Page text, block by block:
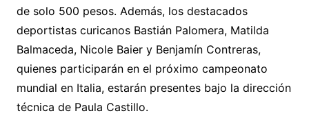
de solo 500 pesos. Además, los destacados
deportistas curicanos Bastián Palomera, Matilda
Balmaceda, Nicole Baier y Benjamín Contreras,
quienes participarán en el próximo campeonato
mundial en Italia, estarán presentes bajo la dirección
técnica de Paula Castillo.